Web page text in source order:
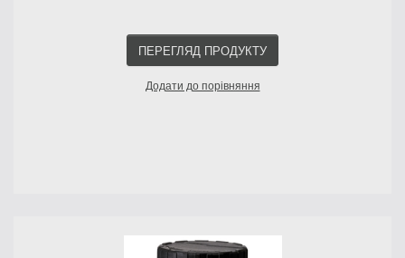
ПЕРЕГЛЯД ПРОДУКТУ
Додати до порівняння